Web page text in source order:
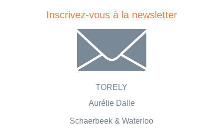
Inscrivez-vous à la newsletter
TORELY
Aurélie Dalle
Schaerbeek & Waterloo